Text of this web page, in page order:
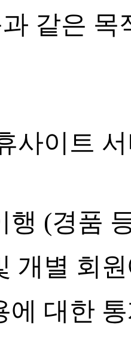
같은
사이트
행 (경품
개별 회
에 대한